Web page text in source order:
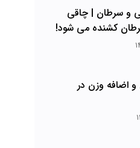
و سرطان | چاقی
اضافه وزن در